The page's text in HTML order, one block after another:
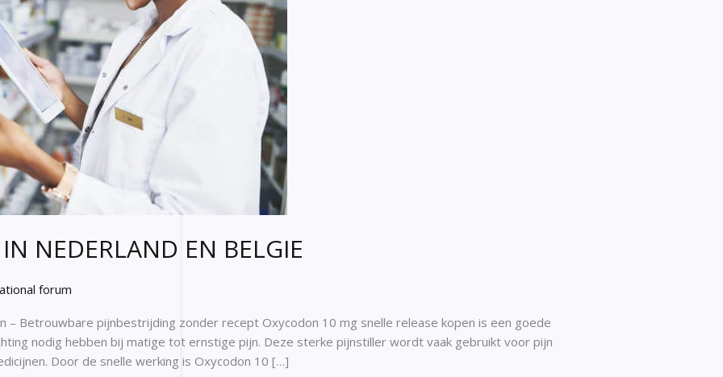
NEDERLAND EN BELGIE
forum
– Betrouwbare pijnbestrijding zonder recept Oxycodon 10 mg snelle release kopen is een goede
nodig hebben bij matige tot ernstige pijn. Deze sterke pijnstiller wordt vaak gebruikt voor pijn
Door de snelle werking is Oxycodon 10 […]